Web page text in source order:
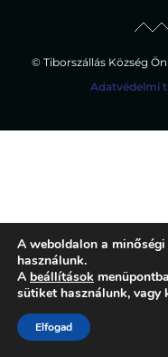
© Tiborszállás Község
Adatvédelmi
A weboldalon a
használunk.
A beállítások
sütiket használunk,
Elfogad